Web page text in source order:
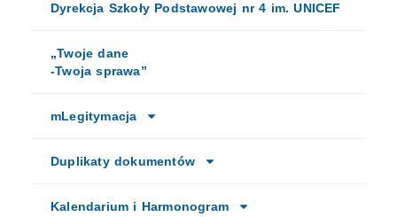
Dyrekcja Szkoły Podstawowej nr 4 im. UNICEF
„Twoje dane
-Twoja sprawa”
mLegitymacja
Duplikaty dokumentów
Kalendarium i Harmonogram